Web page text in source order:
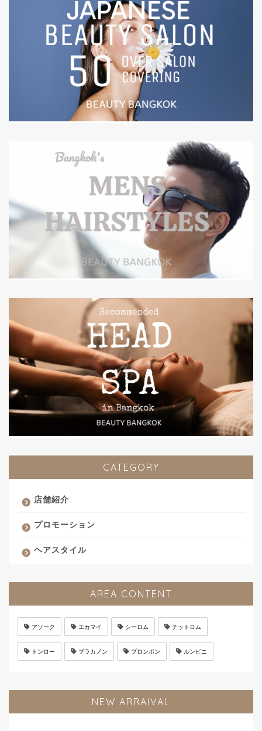
CATEGORY
店舗紹介
プロモーション
ヘアスタイル
AREA CONTENT
アソーク エカマイ シーロム チットロム
トンロー プラカノン プロンポン ルンピニ
NEW ARRAIVAL